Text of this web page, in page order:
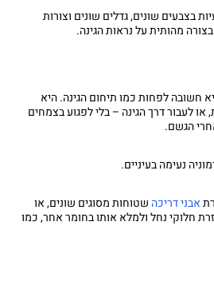
בצבעים שונים, גדלים שונים וצורות
מהותית על נראות הגינה.
חשובה לפחות כמו תיחום הגינה. היא
או לעבור דרך הגינה – בלי לפגוע בצמחים
הגשם.
נעימה בעיניים.
אבני דריכה שטוחות מסוגים שונים, או
חלוקי נחל ולמלא אותו בחומר אחר, כמו